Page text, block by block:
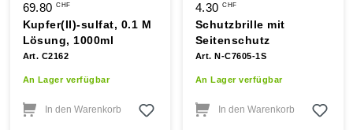
69.80CHF
Kupfer(II)-sulfat, 0.1 M
Lösung, 1000ml
Art. C2162
An Lager verfügbar
In den Warenkorb
4.30CHF
Schutzbrille mit
Seitenschutz
Art. N-C7605-1S
An Lager verfügbar
In den Warenkorb